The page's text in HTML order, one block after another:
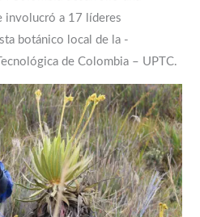
involucró a 17 líderes
botánico local de la
de Colombia – UPTC.